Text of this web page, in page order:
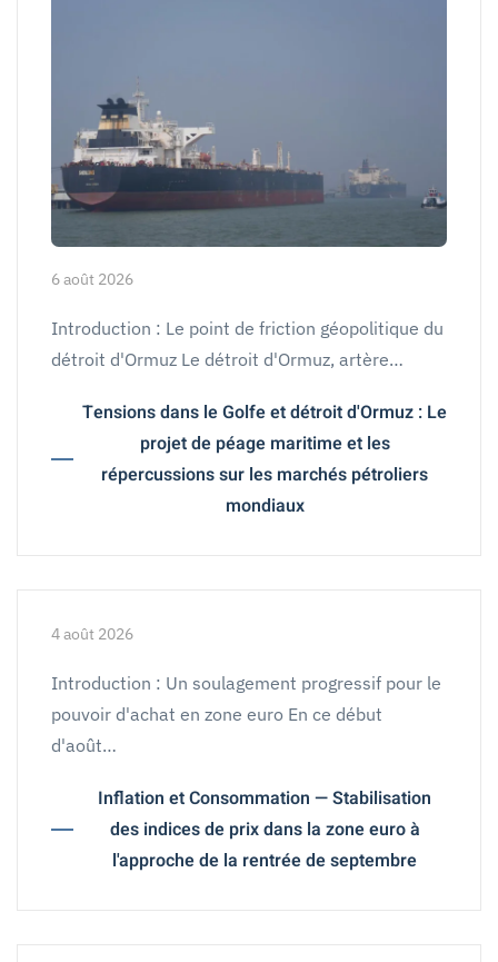
6 août 2026
Introduction : Le point de friction géopolitique du
détroit d'Ormuz Le détroit d'Ormuz, artère…
Tensions dans le Golfe et détroit d'Ormuz : Le
projet de péage maritime et les
répercussions sur les marchés pétroliers
mondiaux
4 août 2026
Introduction : Un soulagement progressif pour le
pouvoir d'achat en zone euro En ce début
d'août…
Inflation et Consommation — Stabilisation
des indices de prix dans la zone euro à
l'approche de la rentrée de septembre